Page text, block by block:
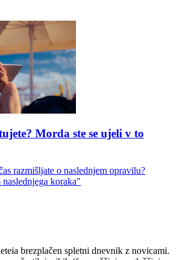
Morda ste se ujeli v to
razmišljate o naslednjem opravilu?
koraka"
brezplačen spletni dnevnik z novicami.